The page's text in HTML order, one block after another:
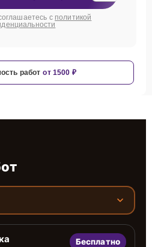
с политикой
работ от 1500 ₽
Бесплатно